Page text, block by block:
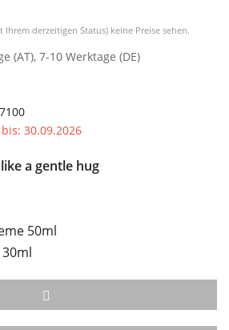
Ihrem derzeitigen Status) keine Preise sehen.
(AT), 7-10 Werktage (DE)
30.09.2026
a gentle hug
50ml